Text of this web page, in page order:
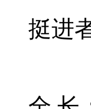
挺进